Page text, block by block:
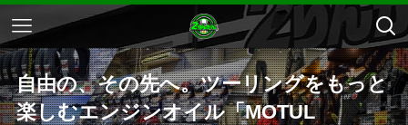
自由の、その先へ。ツーリングをもっと
楽しむエンジンオイル「MOTUL